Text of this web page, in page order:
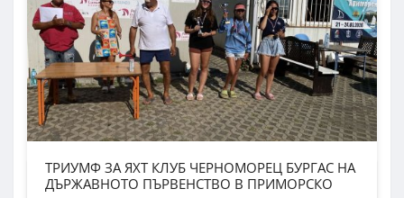
ТРИУМФ ЗА ЯХТ КЛУБ ЧЕРНОМОРЕЦ БУРГАС НА
ДЪРЖАВНОТО ПЪРВЕНСТВО В ПРИМОРСКО